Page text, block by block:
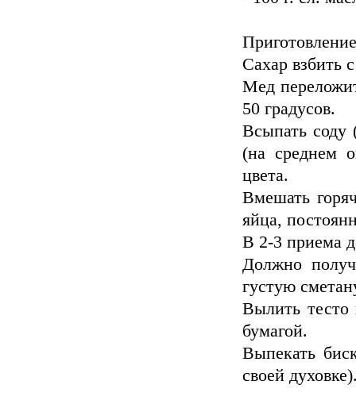
Сахар взбить
Мед
50 градусов.
Всыпать соду
(на среднем
цвета.
Вмешать
яйца,
В 2-3 приема
Должно
густую
Вылить тесто
бумагой.
Выпекать
своей